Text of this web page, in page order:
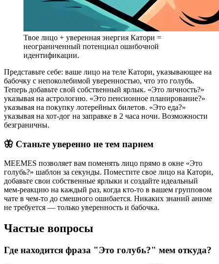
Твое лицо + уверенная энергия Катори =
неограниченный потенциал ошибочной
идентификации.
Представьте себе: ваше лицо на теле Катори, указывающее на
бабочку с непоколебимой уверенностью, что это голубь.
Теперь добавьте свой собственный ярлык. «Это личность?»
указывая на астрологию. «Это пенсионное планирование?»
указывая на покупку лотерейных билетов. «Это еда?»
указывая на хот-дог на заправке в 2 часа ночи. Возможности
безграничны.
🦋 Станьте уверенно не тем парнем
MEEMES позволяет вам поменять лицо прямо в окне «Это
голубь?» шаблон за секунды. Поместите свое лицо на Катори,
добавьте свои собственные ярлыки и создайте идеальный
мем-реакцию на каждый раз, когда кто-то в вашем групповом
чате в чем-то до смешного ошибается. Никаких знаний аниме
не требуется — только уверенность и бабочка.
Частые вопросы
Где находится фраза "Это голубь?" мем откуда?